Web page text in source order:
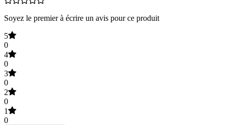
Soyez le premier à écrire un avis pour ce produit
5
0
4
0
3
0
2
0
1
0